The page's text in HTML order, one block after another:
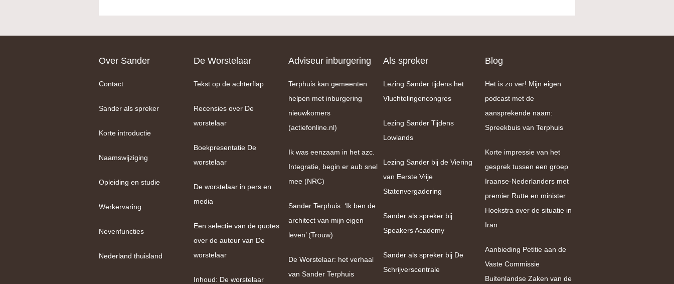
Over Sander
Contact
Sander als spreker
Korte introductie
Naamswijziging
Opleiding en studie
Werkervaring
Nevenfuncties
Nederland thuisland
De Worstelaar
Tekst op de achterflap
Recensies over De
worstelaar
Boekpresentatie De
worstelaar
De worstelaar in pers en
media
Een selectie van de quotes
over de auteur van De
worstelaar
Inhoud: De worstelaar
Adviseur inburgering
Terphuis kan gemeenten
helpen met inburgering
nieuwkomers
(actiefonline.nl)
Ik was eenzaam in het azc.
Integratie, begin er aub snel
mee (NRC)
Sander Terphuis: ‘Ik ben de
architect van mijn eigen
leven’ (Trouw)
De Worstelaar: het verhaal
van Sander Terphuis
Als spreker
Lezing Sander tijdens het
Vluchtelingencongres
Lezing Sander Tijdens
Lowlands
Lezing Sander bij de Viering
van Eerste Vrije
Statenvergadering
Sander als spreker bij
Speakers Academy
Sander als spreker bij De
Schrijverscentrale
Blog
Het is zo ver! Mijn eigen
podcast met de
aansprekende naam:
Spreekbuis van Terphuis
Korte impressie van het
gesprek tussen een groep
Iraanse-Nederlanders met
premier Rutte en minister
Hoekstra over de situatie in
Iran
Aanbieding Petitie aan de
Vaste Commissie
Buitenlandse Zaken van de